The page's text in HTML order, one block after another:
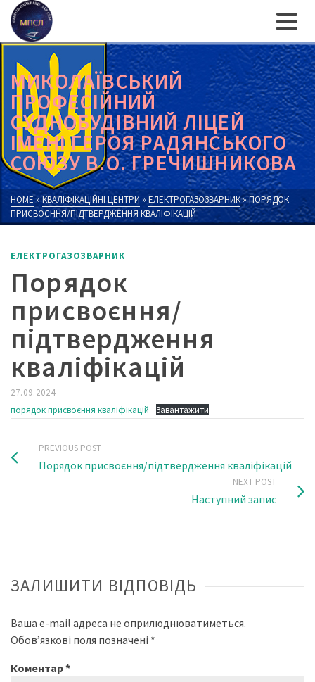
МИКОЛАЇВСЬКИЙ
ПРОФЕСІЙНИЙ
СУДНОБУДІВНИЙ ЛІЦЕЙ
ІМЕНІ ГЕРОЯ РАДЯНСЬКОГО
СОЮЗУ В.О. ГРЕЧИШНИКОВА
HOME » КВАЛІФІКАЦІЙНІ ЦЕНТРИ » ЕЛЕКТРОГАЗОЗВАРНИК»ПОРЯДОК
ПРИСВОЄННЯ/ПІДТВЕРДЖЕННЯ КВАЛІФІКАЦІЙ
ЕЛЕКТРОГАЗОЗВАРНИК
Порядок
присвоєння/
підтвердження
кваліфікацій
27.09.2024
порядок присвоєння кваліфікацій Завантажити
PREVIOUS POST
Порядок присвоєння/підтвердження кваліфікацій
NEXT POST
Наступний запис
ЗАЛИШИТИ ВІДПОВІДЬ
Ваша e-mail адреса не оприлюднюватиметься.
Обов’язкові поля позначені *
Коментар*